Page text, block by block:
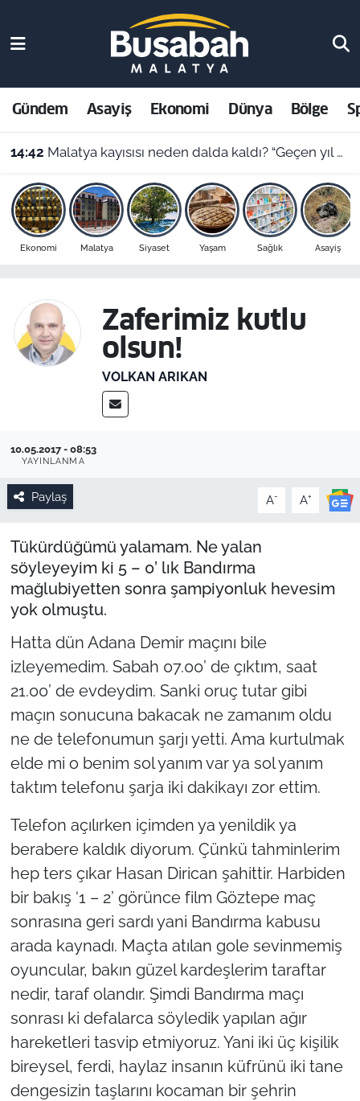
Gündem Asayiş Ekonomi Dünya Bölge
14:42 Malatya kayısısı neden dalda kaldı? “Geçen yıl 400 TL’ydi, bu yıl 230 lira!”
Ekonomi Malatya Siyaset Yaşam Sağlık Asayiş
Zaferimiz kutlu
olsun!
VOLKAN ARIKAN
10.05.2017 - 08:53
YAYINLANMA
Paylaş A- A+
Tükürdüğümü yalamam. Ne yalan
söyleyeyim ki 5 – 0’ lık Bandırma
mağlubiyetten sonra şampiyonluk hevesim
yok olmuştu.
Hatta dün Adana Demir maçını bile
izleyemedim. Sabah 07.00’ de çıktım, saat
21.00’ de evdeydim. Sanki oruç tutar gibi
maçın sonucuna bakacak ne zamanım oldu
ne de telefonumun şarjı yetti. Ama kurtulmak
elde mi o benim sol yanım var ya sol yanım
taktım telefonu şarja iki dakikayı zor ettim.
Telefon açılırken içimden ya yenildik ya
berabere kaldık diyorum. Çünkü tahminlerim
hep ters çıkar Hasan Dirican şahittir. Harbiden
bir bakış ‘1 – 2’ görünce film Göztepe maç
sonrasına geri sardı yani Bandırma kabusu
arada kaynadı. Maçta atılan gole sevinmemiş
oyuncular, bakın güzel kardeşlerim taraftar
nedir, taraf olandır. Şimdi Bandırma maçı
sonrası ki defalarca söyledik yapılan ağır
hareketleri tasvip etmiyoruz. Yani iki üç kişilik
bireysel, ferdi, haylaz insanın küfrünü iki tane
dengesizin taşlarını kocaman bir şehrin
Asayiş
Ekonomi
Dünya
Bölge
Resmi İlanlar
Malatya Nöbetçi Eczaneler
Malatya Hava Durumu
Malatya Namaz Vakitleri
Malatya Trafik Yoğunluk Haritası
Süper Lig Puan Durumu ve Fikstür
Son Dakika Haberleri
Haber Arşivi